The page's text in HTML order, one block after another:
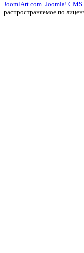
JoomlArt.com. Joomla! CMS
распространяемое по